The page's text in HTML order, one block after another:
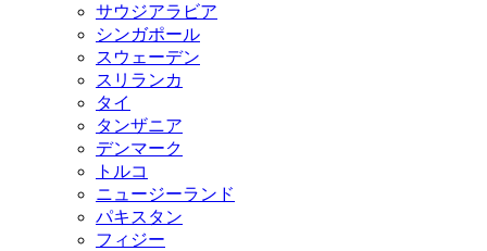
サウジアラビア
シンガポール
スウェーデン
スリランカ
タイ
タンザニア
デンマーク
トルコ
ニュージーランド
パキスタン
フィジー